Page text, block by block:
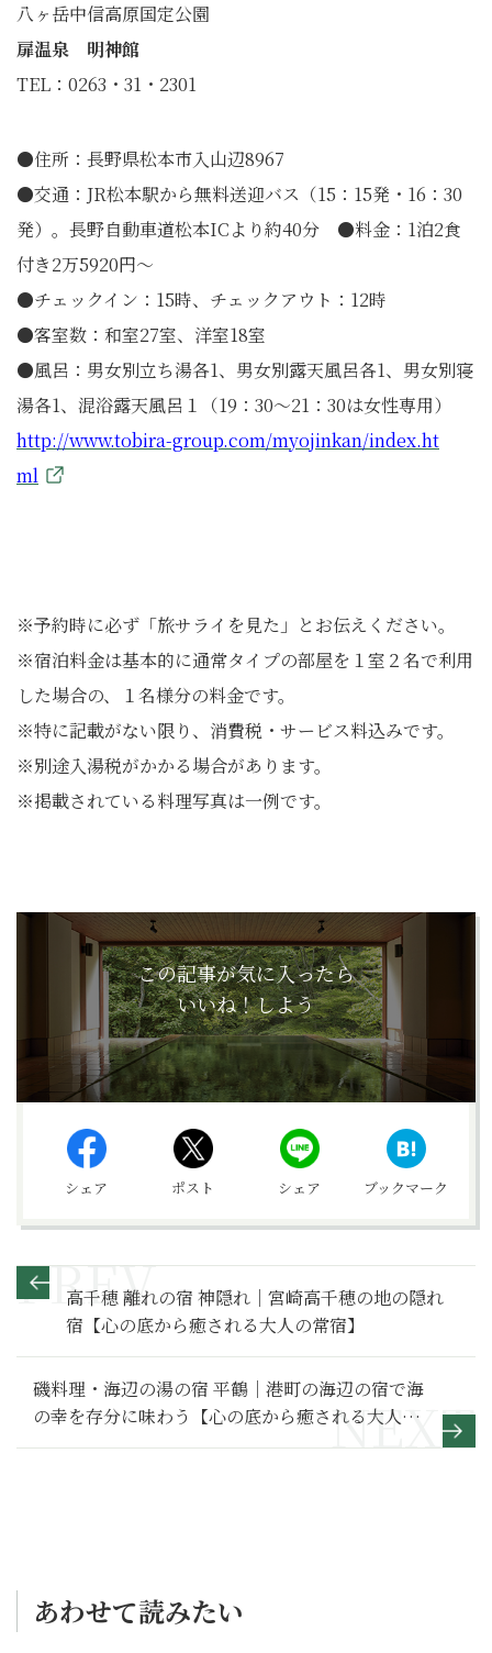
八ヶ岳中信高原国定公園
扉温泉 明神館
TEL：0263・31・2301
●住所：長野県松本市入山辺8967
●交通：JR松本駅から無料送迎バス（15：15発・16：30
発）。長野自動車道松本ICより約40分 ●料金：1泊2食
付き2万5920円～
●チェックイン：15時、チェックアウト：12時
●客室数：和室27室、洋室18室
●風呂：男女別立ち湯各1、男女別露天風呂各1、男女別寝
湯各1、混浴露天風呂１（19：30～21：30は女性専用）
http://www.tobira-group.com/myojinkan/index.ht
ml
※予約時に必ず「旅サライを見た」とお伝えください。
※宿泊料金は基本的に通常タイプの部屋を１室２名で利用
した場合の、１名様分の料金です。
※特に記載がない限り、消費税・サービス料込みです。
※別途入湯税がかかる場合があります。
※掲載されている料理写真は一例です。
この記事が気に入ったら
いいね！しよう
シェア ポスト シェア ブックマーク
高千穂 離れの宿 神隠れ｜宮崎高千穂の地の隠れ
宿【心の底から癒される大人の常宿】
磯料理・海辺の湯の宿 平鶴｜港町の海辺の宿で海
の幸を存分に味わう【心の底から癒される大人の
常宿】
あわせて読みたい